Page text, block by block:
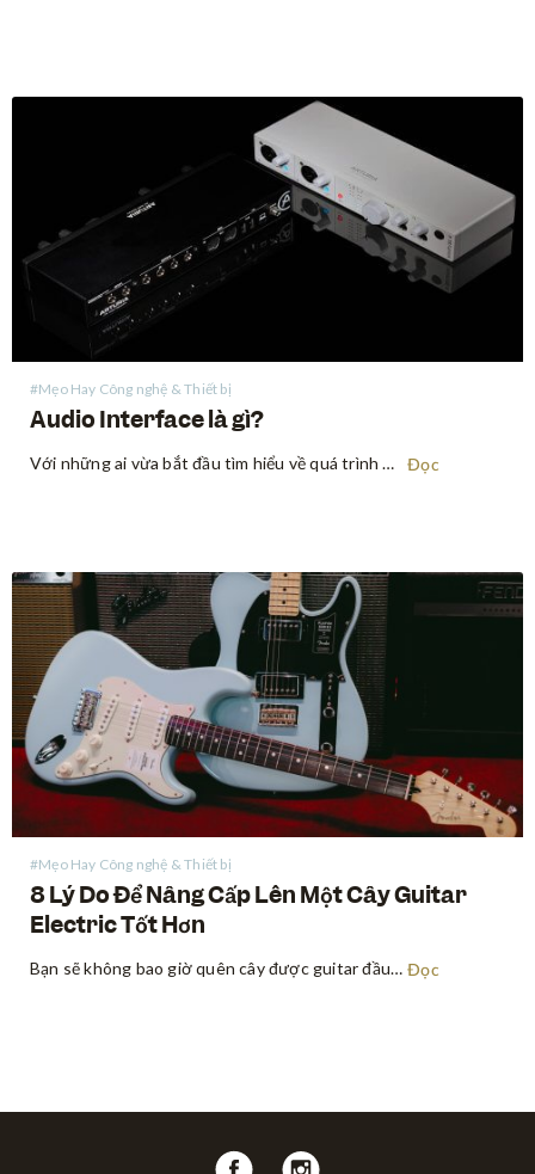
#Mẹo Hay Công nghệ & Thiết bị
Audio Interface là gì?
Với những ai vừa bắt đầu tìm hiểu về quá trình ghi âm, audio interface (thiết bị xử lý âm thanh) có vẻ là một thuật ngữ khó nhằn về mặt chuyên môn, nhưng thực ra, nó không đáng sợ đến vậy. Audio interface là một thiết bị cho phép… Đọc
#Mẹo Hay Công nghệ & Thiết bị
8 Lý Do Để Nâng Cấp Lên Một Cây Guitar
Electric Tốt Hơn
Bạn sẽ không bao giờ quên cây được guitar đầu tiên. Vài người trong chúng ta thậm chí sẽ giữ nó suốt cả cuộc đời. Nhưng hầu hết mọi người đều không chỉ chơi một cây guitar, sẽ đến lúc chúng ta cảm thấy rằng chúng ta đã đạt đến… Đọc
Follow